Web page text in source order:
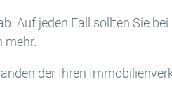
Auf jeden Fall sollten Sie
mehr.
der Ihren